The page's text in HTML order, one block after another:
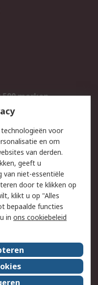
merken
veiligheid
ons
bij RS
voor
en om
van derden.
geeft u
van niet-essentiële
door te klikken op
klikt u op "Alles
bepaalde functies
in ons cookiebeleid